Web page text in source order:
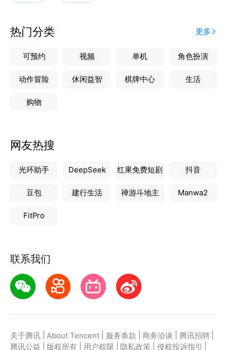
热门分类 更多
可预约 视频 单机 角色扮演
动作冒险 休闲益智 棋牌中心 生活
购物
网友热搜
光环助手 DeepSeek 红果免费短剧 抖音
豆包 建行生活 禅游斗地主 Manwa2
FitPro
联系我们
关于腾讯 About Tencent 服务条款 商务洽谈 腾讯招聘
腾讯公益
版权所有 用户权限 隐私政策 侵权投诉指引